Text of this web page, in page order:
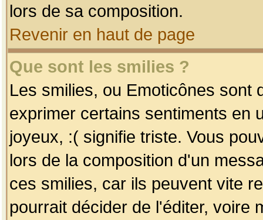
lors de sa composition.
Revenir en haut de page
Que sont les smilies ?
Les smilies, ou Emoticônes sont
exprimer certains sentiments en
joyeux, :( signifie triste. Vous
lors de la composition d'un
ces smilies, car ils peuvent vite
pourrait décider de l'éditer, voire